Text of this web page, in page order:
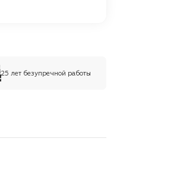
25 лет безупречной работы